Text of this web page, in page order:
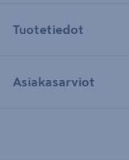
Tuotetiedot
Asiakasarviot